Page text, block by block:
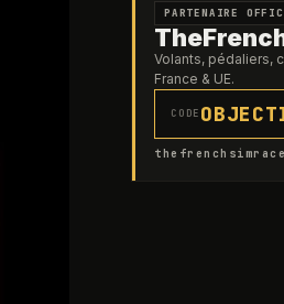
PARTENAIRE
Volants, pédaliers,
France & UE.
CODE